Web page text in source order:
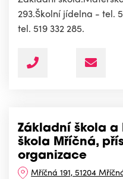
293.Školní jídelna - tel.
tel. 519 332 285.
Základní škola a
škola Mříčná,
organizace
Mříčná 191, 51204